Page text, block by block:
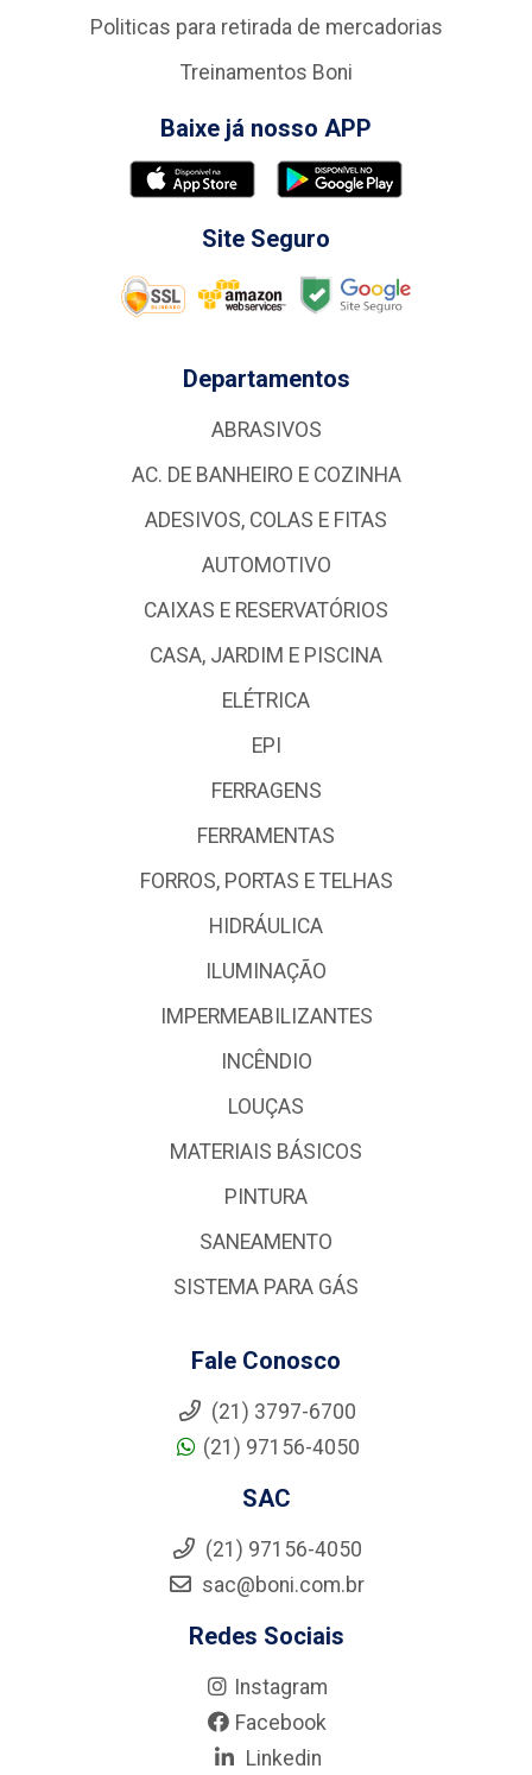
Politicas para retirada de mercadorias
Treinamentos Boni
Baixe já nosso APP
Site Seguro
Departamentos
ABRASIVOS
AC. DE BANHEIRO E COZINHA
ADESIVOS, COLAS E FITAS
AUTOMOTIVO
CAIXAS E RESERVATÓRIOS
CASA, JARDIM E PISCINA
ELÉTRICA
EPI
FERRAGENS
FERRAMENTAS
FORROS, PORTAS E TELHAS
HIDRÁULICA
ILUMINAÇÃO
IMPERMEABILIZANTES
INCÊNDIO
LOUÇAS
MATERIAIS BÁSICOS
PINTURA
SANEAMENTO
SISTEMA PARA GÁS
Fale Conosco
(21) 3797-6700
(21) 97156-4050
SAC
(21) 97156-4050
sac@boni.com.br
Redes Sociais
Instagram
Facebook
Linkedin